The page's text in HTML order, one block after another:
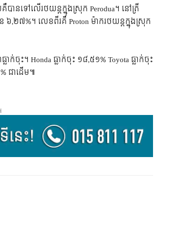
ន​ទៅ​លើ​រថយន្ត​ក្នុង​ស្រុក​ Perodua។ នៅ​ត្រី
២៧%។ លេខ​ពីរ​គឺ Proton ម៉ាក​រថយន្ត​ក្នុង​ស្រុក​
ះ។ Honda ធ្លាក់​ចុះ ១៨,៥១% Toyota ធ្លាក់​ចុះ
ជា​ដើម៕​